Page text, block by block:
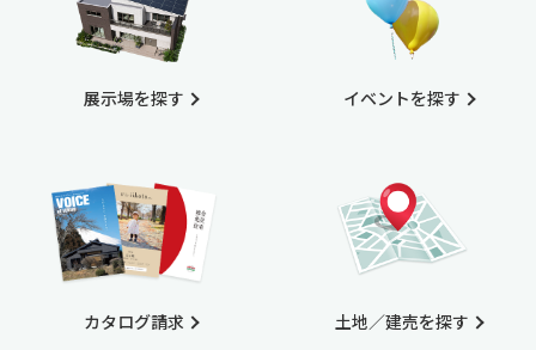
展示場を探す
カタログ請求
イベントを探す
土地／建売を探す